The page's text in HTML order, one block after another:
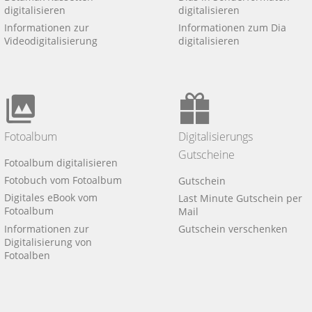
digitalisieren
Informationen zur
Videodigitalisierung
digitalisieren
Informationen zum Dia
digitalisieren
Fotoalbum
Fotoalbum digitalisieren
Fotobuch vom Fotoalbum
Digitales eBook vom
Fotoalbum
Informationen zur
Digitalisierung von
Fotoalben
Digitalisierungs
Gutscheine
Gutschein
Last Minute Gutschein per
Mail
Gutschein verschenken